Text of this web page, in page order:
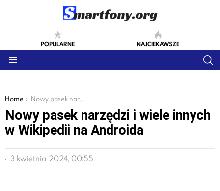
POPULARNE NAJCIEKAWSZE
You are here:
Home Nowy pasek narzędzi i wiele innych w Wikipedii na Androida
Nowy pasek narzędzi i wiele innych
w Wikipedii na Androida
3 kwietnia 2024, 00:55